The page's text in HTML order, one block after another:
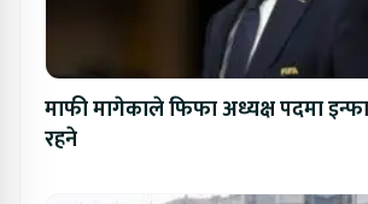
माफी मागेकाले फिफा अध्यक्ष पदमा
रहने